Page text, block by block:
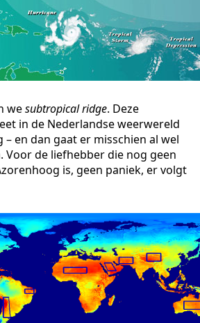
wesubtropical ridge. Deze
in de Nederlandse weerwereld
en dan gaat er misschien al wel
Voor de liefhebber die nog geen
is, geen paniek, er volgt